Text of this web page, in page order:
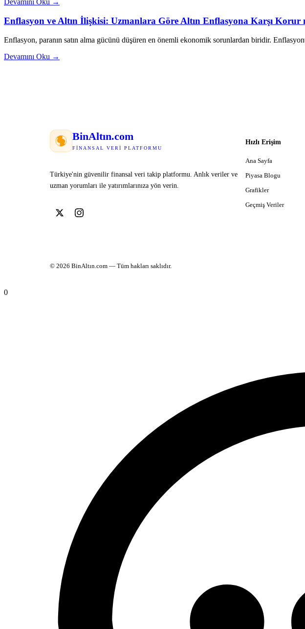
Devamını Oku →
Enflasyon ve Altın İlişkisi: Uzmanlara Göre Altın Enflasyona Karşı Korur
Enflasyon, paranın satın alma gücünü düşüren en önemli ekonomik sorunlardan biridir.
Devamını Oku →
BinAltın.com
FINANSAL VERI PLATFORMU
Türkiye'nin güvenilir finansal veri takip platformu. Anlık veriler ve
uzman yorumları ile yatırımlarınıza yön verin.
Hızlı Erişim
Ana Sayfa
Piyasa Blogu
Grafikler
Geçmiş Veriler
© 2026 BinAltın.com — Tüm hakları saklıdır.
0